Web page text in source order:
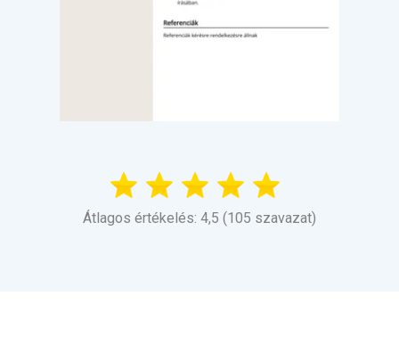
Átlagos értékelés: 4,5 (105 szavazat)